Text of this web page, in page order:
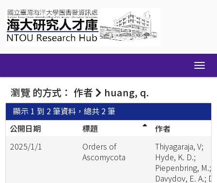
navigation
瀏覽 的方式： 作者 huang, q.
顯示 1 到 2 筆資料，總共 2 筆
公開日期
標題
作者
2025/1/1
Orders of
Ascomycota
Thiyagaraja, V;
Hyde, K. D.;
Piepenbring, M.;
Davydov, E. A.;